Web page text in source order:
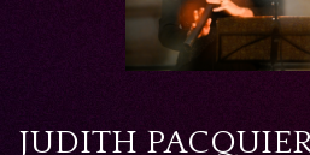
JUDITH